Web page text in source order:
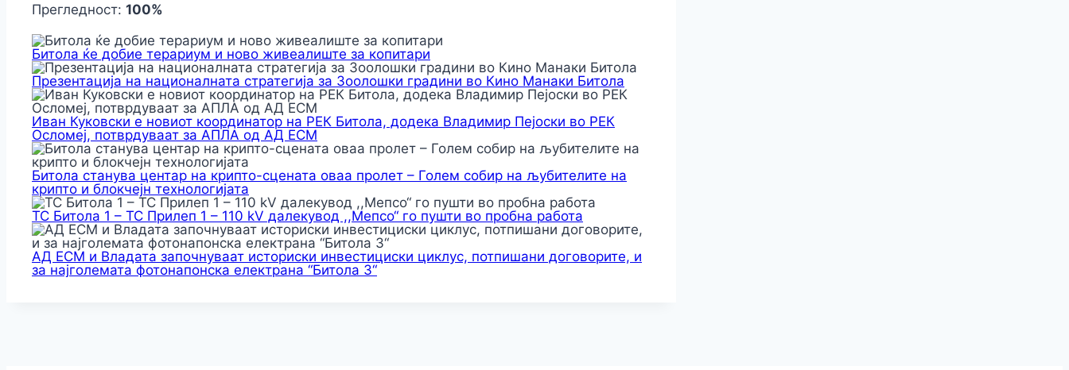
Прегледност: 100%
Битола ќе добие терариум и ново живеалиште за копитари
Презентација на националната стратегија за Зоолошки градини во Кино Манаки Битола
Иван Куковски е новиот координатор на РЕК Битола, додека Владимир Пејоски во РЕК
Осломеј, потврдуваат за АПЛА од АД ЕСМ
Битола станува центар на крипто-сцената оваа пролет – Голем собир на љубителите на
крипто и блокчејн технологијата
ТС Битола 1 – ТС Прилеп 1 – 110 kV далекувод ,,Мепсо“ го пушти во пробна работа
АД ЕСМ и Владата започнуваат историски инвестициски циклус, потпишани договорите, и
за најголемата фотонапонска електрана “Битола 3“